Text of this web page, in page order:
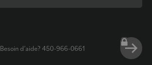
Besoin d’aide? 450-966-0661